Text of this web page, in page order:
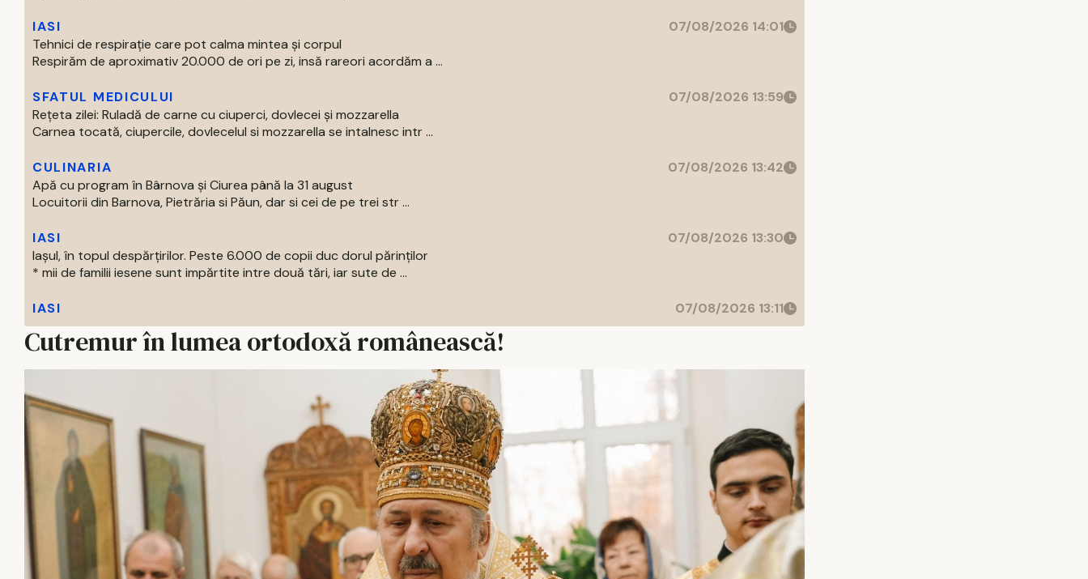
IASI
07/08/2026 14:01
Tehnici de respirație care pot calma mintea și corpul
Respirăm de aproximativ 20.000 de ori pe zi, insă rareori acordăm a ...
SFATUL MEDICULUI
07/08/2026 13:59
Rețeta zilei: Ruladă de carne cu ciuperci, dovlecei și mozzarella
Carnea tocată, ciupercile, dovlecelul si mozzarella se intalnesc intr ...
CULINARIA
07/08/2026 13:42
Apă cu program în Bârnova și Ciurea până la 31 august
Locuitorii din Barnova, Pietrăria si Păun, dar si cei de pe trei str ...
IASI
07/08/2026 13:30
Iașul, în topul despărțirilor. Peste 6.000 de copii duc dorul părinților
* mii de familii iesene sunt impărtite intre două tări, iar sute de ...
IASI 07/08/2026 13:11
Cutremur în lumea ortodoxă românească!